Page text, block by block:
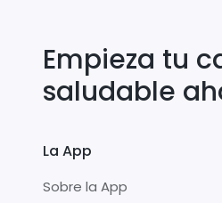
Empieza tu
saludable
La App
Sobre la App